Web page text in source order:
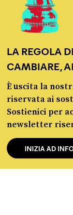
LA REGOLA
CAMBIARE,
È uscita la
riservata ai
Sostienici per
newsletter
INIZIA AD
Fact-